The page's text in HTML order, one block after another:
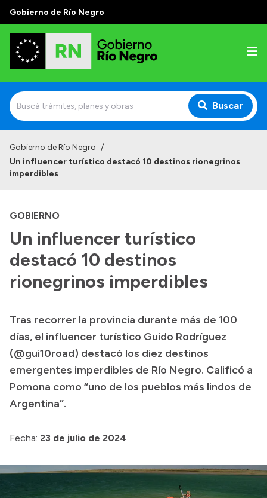
Gobierno de Río Negro
Buscar
Autoridades
Autoridades y Organismos
Discursos en la Legislatura
Casa de Gobierno
Acerca de Río Negro
Geografía
Invertí en Río Negro
Transparencia
Compras y licitaciones
Consulta de expedientes
Gobierno de Río Negro /
Un influencer turístico destacó 10 destinos rionegrinos
imperdibles
GOBIERNO
Un influencer turístico
destacó 10 destinos
rionegrinos imperdibles
Tras recorrer la provincia durante más de 100
días, el influencer turístico Guido Rodríguez
(@gui10road) destacó los diez destinos
emergentes imperdibles de Río Negro. Calificó a
Pomona como “uno de los pueblos más lindos de
Argentina”.
Fecha: 23 de julio de 2024